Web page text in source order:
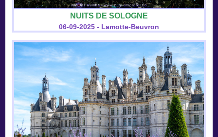
NUITS DE SOLOGNE
06-09-2025 - Lamotte-Beuvron